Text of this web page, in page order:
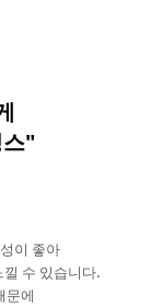
"
이 좋아
수 있습니다.
문에